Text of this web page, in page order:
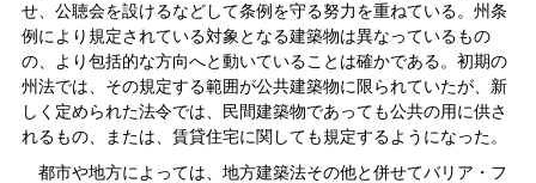
せ、公聴会を設けるなどして条例を守る努力を重ねている。州条
例により規定されている対象となる建築物は異なっているもの
の、より包括的な方向へと動いていることは確かである。初期の
州法では、その規定する範囲が公共建築物に限られていたが、新
しく定められた法令では、民間建築物であっても公共の用に供さ
れるもの、または、賃貸住宅に関しても規定するようになった。
都市や地方によっては、地方建築法その他と併せてバリア・フ